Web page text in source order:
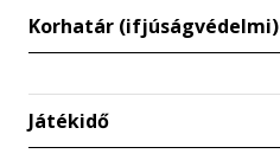
Korhatár (ifjúságvédelmi)
Játékidő